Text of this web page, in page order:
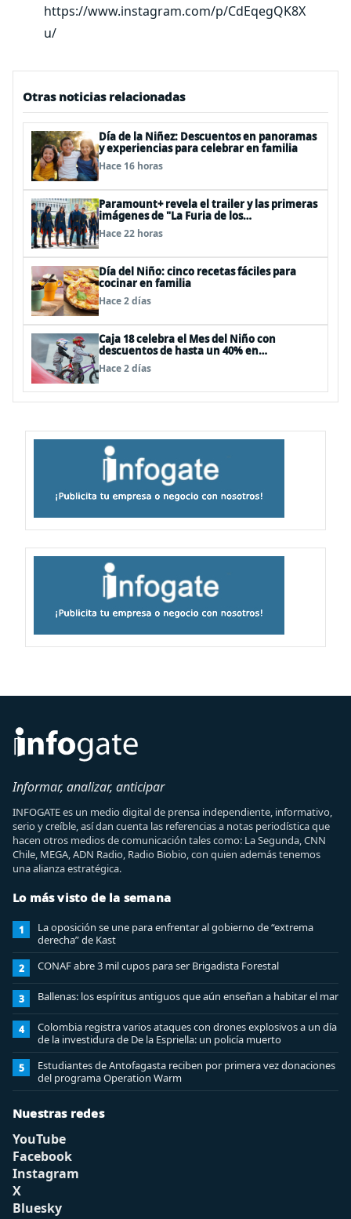
https://www.instagram.com/p/CdEqegQK8X
u/
Otras noticias relacionadas
Día de la Niñez: Descuentos en panoramas
y experiencias para celebrar en familia
Hace 16 horas
Paramount+ revela el trailer y las primeras
imágenes de "La Furia de los
Thundermans"
Hace 22 horas
Día del Niño: cinco recetas fáciles para
cocinar en familia
Hace 2 días
Caja 18 celebra el Mes del Niño con
descuentos de hasta un 40% en
panoramas, cine, shows y streaming
Hace 2 días
Informar, analizar, anticipar
INFOGATE es un medio digital de prensa independiente, informativo,
serio y creíble, así dan cuenta las referencias a notas periodística que
hacen otros medios de comunicación tales como: La Segunda, CNN
Chile, MEGA, ADN Radio, Radio Biobio, con quien además tenemos
una alianza estratégica.
Lo más visto de la semana
1
La oposición se une para enfrentar al gobierno de “extrema
derecha” de Kast
2 CONAF abre 3 mil cupos para ser Brigadista Forestal
3 Ballenas: los espíritus antiguos que aún enseñan a habitar el mar
4
Colombia registra varios ataques con drones explosivos a un día
de la investidura de De la Espriella: un policía muerto
5
Estudiantes de Antofagasta reciben por primera vez donaciones
del programa Operation Warm
Nuestras redes
YouTube
Facebook
Instagram
X
Bluesky